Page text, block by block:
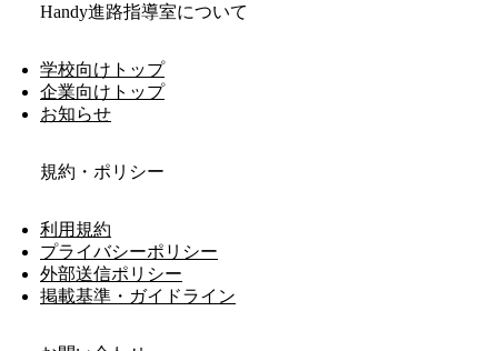
Handy進路指導室について
学校向けトップ
企業向けトップ
お知らせ
規約・ポリシー
利用規約
プライバシーポリシー
外部送信ポリシー
掲載基準・ガイドライン